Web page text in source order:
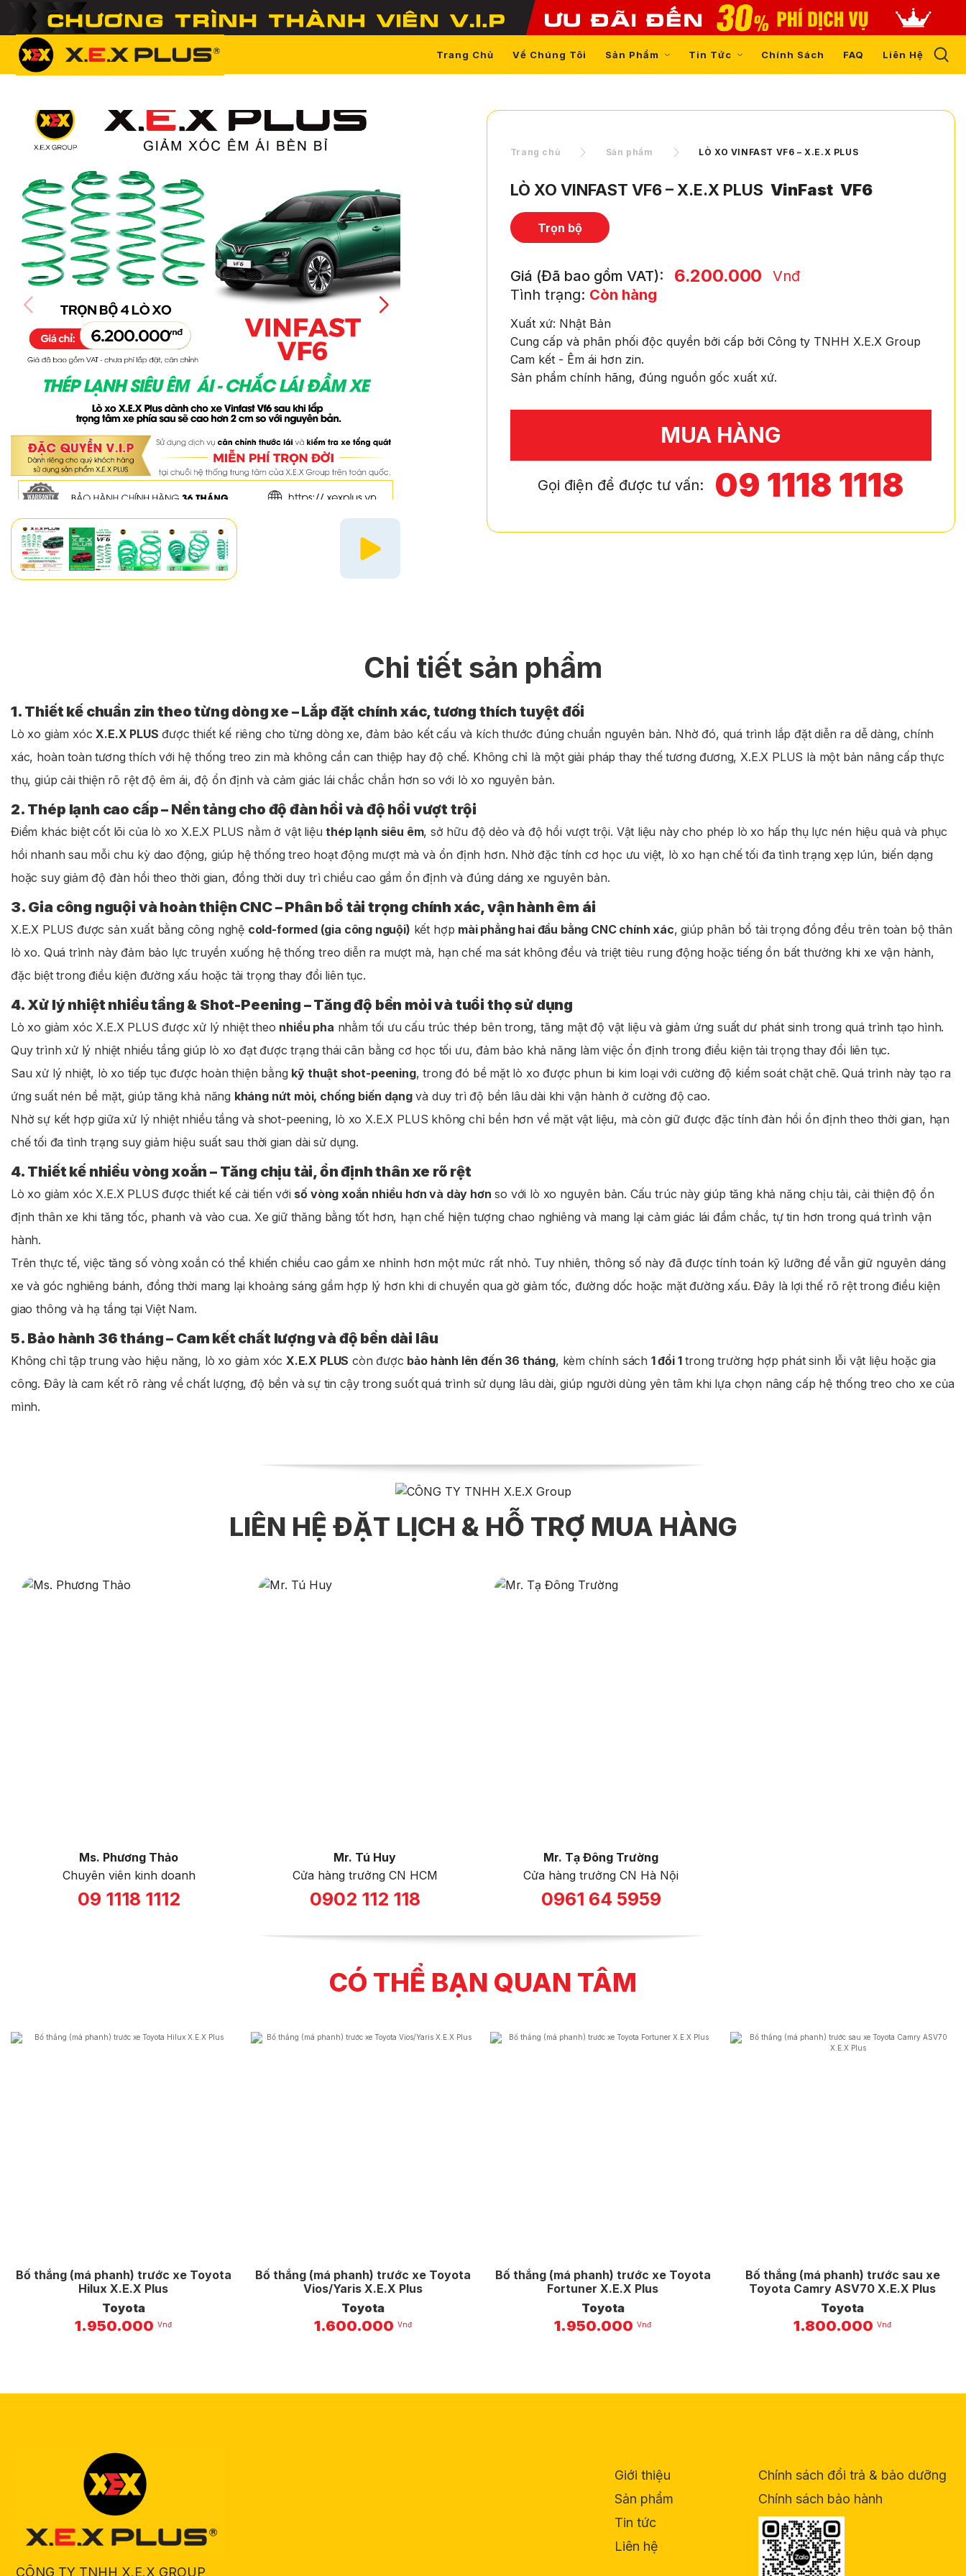
Trang Chủ Về Chúng Tôi Sản Phẩm Tin Tức Chính Sách FAQ Liên Hệ
Trang chủ Sản phẩm LÒ XO VINFAST VF6 – X.E.X PLUS
LÒ XO VINFAST VF6 – X.E.X PLUS VinFast VF6
Trọn bộ
Giá (Đã bao gồm VAT): 6.200.000
Vnđ
Tình trạng: Còn hàng
Xuất xứ: Nhật Bản
Cung cấp và phân phối độc quyền bởi cấp bởi Công ty TNHH X.E.X Group
Cam kết - Êm ái hơn zin.
Sản phẩm chính hãng, đúng nguồn gốc xuất xứ.
MUA HÀNG
Gọi điện để được tư vấn: 09 1118 1118
Chi tiết sản phẩm
1. Thiết kế chuẩn zin theo từng dòng xe – Lắp đặt chính xác, tương thích tuyệt đối
Lò xo giảm xócX.E.X PLUS được thiết kế riêng cho từng dòng xe, đảm bảo kết cấu và kích thước đúng chuẩn nguyên bản. Nhờ đó, quá trình lắp đặt diễn ra dễ dàng, chính
xác, hoàn toàn tương thích với hệ thống treo zin mà không cần can thiệp hay độ chế. Không chỉ là một giải pháp thay thế tương đương, X.E.X PLUS là một bản nâng cấp thực
thụ, giúp cải thiện rõ rệt độ êm ái, độ ổn định và cảm giác lái chắc chắn hơn so với lò xo nguyên bản.
2. Thép lạnh cao cấp – Nền tảng cho độ đàn hồi và độ hồi vượt trội
Điểm khác biệt cốt lõi của lò xo X.E.X PLUS nằm ở vật liệuthép lạnh siêu êm, sở hữu độ dẻo và độ hồi vượt trội. Vật liệu này cho phép lò xo hấp thụ lực nén hiệu quả và phục
hồi nhanh sau mỗi chu kỳ dao động, giúp hệ thống treo hoạt động mượt mà và ổn định hơn. Nhờ đặc tính cơ học ưu việt, lò xo hạn chế tối đa tình trạng xẹp lún, biến dạng
hoặc suy giảm độ đàn hồi theo thời gian, đồng thời duy trì chiều cao gầm ổn định và đúng dáng xe nguyên bản.
3. Gia công nguội và hoàn thiện CNC – Phân bổ tải trọng chính xác, vận hành êm ái
X.E.X PLUS được sản xuất bằng công nghệ cold-formed (gia công nguội) kết hợp mài phẳng hai đầu bằng CNC chính xác, giúp phân bổ tải trọng đồng đều trên toàn bộ thân
lò xo. Quá trình này đảm bảo lực truyền xuống hệ thống treo diễn ra mượt mà, hạn chế ma sát không đều và triệt tiêu rung động hoặc tiếng ồn bất thường khi xe vận hành,
đặc biệt trong điều kiện đường xấu hoặc tải trọng thay đổi liên tục.
4. Xử lý nhiệt nhiều tầng & Shot-Peening – Tăng độ bền mỏi và tuổi thọ sử dụng
Lò xo giảm xóc X.E.X PLUS được xử lý nhiệt theo nhiều pha nhằm tối ưu cấu trúc thép bên trong, tăng mật độ vật liệu và giảm ứng suất dư phát sinh trong quá trình tạo hình.
Quy trình xử lý nhiệt nhiều tầng giúp lò xo đạt được trạng thái cân bằng cơ học tối ưu, đảm bảo khả năng làm việc ổn định trong điều kiện tải trọng thay đổi liên tục.
Sau xử lý nhiệt, lò xo tiếp tục được hoàn thiện bằng kỹ thuật shot-peening, trong đó bề mặt lò xo được phun bi kim loại với cường độ kiểm soát chặt chẽ. Quá trình này tạo ra
ứng suất nén bề mặt, giúp tăng khả năng kháng nứt mỏi, chống biến dạngvà duy trì độ bền lâu dài khi vận hành ở cường độ cao.
Nhờ sự kết hợp giữa xử lý nhiệt nhiều tầng và shot-peening, lò xo X.E.X PLUS không chỉ bền hơn về mặt vật liệu, mà còn giữ được đặc tính đàn hồi ổn định theo thời gian, hạn
chế tối đa tình trạng suy giảm hiệu suất sau thời gian dài sử dụng.
4. Thiết kế nhiều vòng xoắn – Tăng chịu tải, ổn định thân xe rõ rệt
Lò xo giảm xóc X.E.X PLUS được thiết kế cải tiến với số vòng xoắn nhiều hơn và dày hơn so với lò xo nguyên bản. Cấu trúc này giúp tăng khả năng chịu tải, cải thiện độ ổn
định thân xe khi tăng tốc, phanh và vào cua. Xe giữ thăng bằng tốt hơn, hạn chế hiện tượng chao nghiêng và mang lại cảm giác lái đầm chắc, tự tin hơn trong quá trình vận
hành.
Trên thực tế, việc tăng số vòng xoắn có thể khiến chiều cao gầm xe nhỉnh hơn một mức rất nhỏ. Tuy nhiên, thông số này đã được tính toán kỹ lưỡng để vẫn giữ nguyên dáng
xe và góc nghiêng bánh, đồng thời mang lại khoảng sáng gầm hợp lý hơn khi di chuyển qua gờ giảm tốc, đường dốc hoặc mặt đường xấu. Đây là lợi thế rõ rệt trong điều kiện
giao thông và hạ tầng tại Việt Nam.
5. Bảo hành 36 tháng – Cam kết chất lượng và độ bền dài lâu
Không chỉ tập trung vào hiệu năng, lò xo giảm xóc X.E.X PLUS còn được bảo hành lên đến 36 tháng, kèm chính sách 1 đổi 1trong trường hợp phát sinh lỗi vật liệu hoặc gia
công. Đây là cam kết rõ ràng về chất lượng, độ bền và sự tin cậy trong suốt quá trình sử dụng lâu dài, giúp người dùng yên tâm khi lựa chọn nâng cấp hệ thống treo cho xe của
mình.
LIÊN HỆ ĐẶT LỊCH & HỖ TRỢ MUA HÀNG
Ms. Phương Thảo
Chuyên viên kinh doanh
09 1118 1112
Mr. Tú Huy
Cửa hàng trưởng CN HCM
0902 112 118
Mr. Tạ Đông Trường
Cửa hàng trưởng CN Hà Nội
0961 64 5959
CÓ THỂ BẠN QUAN TÂM
Bố thắng (má phanh) trước xe Toyota
Hilux X.E.X Plus
Toyota
1.950.000 Vnđ
Bố thắng (má phanh) trước xe Toyota
Vios/Yaris X.E.X Plus
Toyota
1.600.000 Vnđ
Bố thắng (má phanh) trước xe Toyota
Fortuner X.E.X Plus
Toyota
1.950.000 Vnđ
Bố thắng (má phanh) trước sau xe
Toyota Camry ASV70 X.E.X Plus
Toyota
1.800.000 Vnđ
CÔNG TY TNHH X.E.X GROUP
Giới thiệu
Sản phẩm
Tin tức
Liên hệ
Chính sách đổi trả & bảo dưỡng
Chính sách bảo hành